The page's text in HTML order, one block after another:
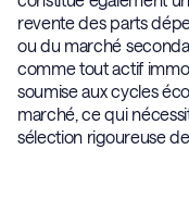
revente des parts
ou du marché
comme tout actif
soumise aux cycles
marché, ce qui
sélection rigoureuse